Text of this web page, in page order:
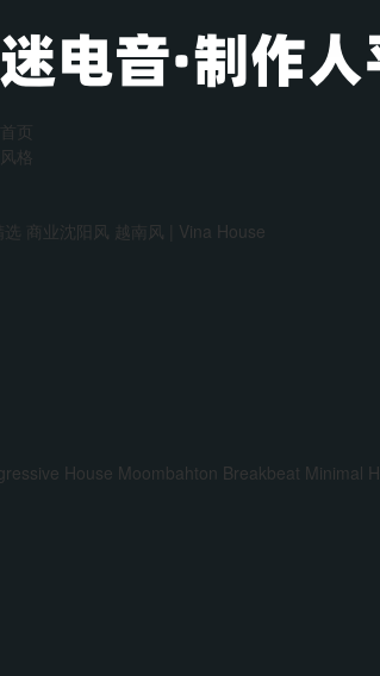
首页
风格
商业沈阳风 越南风 | Vina House
House Moombahton Breakbeat Minimal